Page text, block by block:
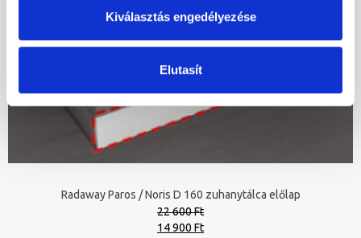
Kiválasztás engedélyezése
Elutasít
Radaway Paros / Noris D 160 zuhanytálca előlap
22 600 Ft
Original
14 900 FtCurrent